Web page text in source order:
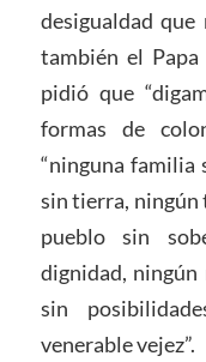
desigualdad
también el Papa
pidió que
formas de
“ninguna familia
sin tierra, ningún
pueblo sin
dignidad,
sin
venerable vejez”.